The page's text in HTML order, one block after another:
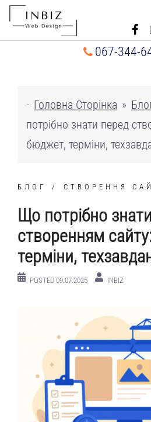
Перейти
067-344-
- Головна Сторінка »
потрібно знати перед
бюджет, терміни,
БЛОГ СТВОРЕННЯ
Що потрібно
створенням
терміни,
POSTED 09.07.2025 INBIZ